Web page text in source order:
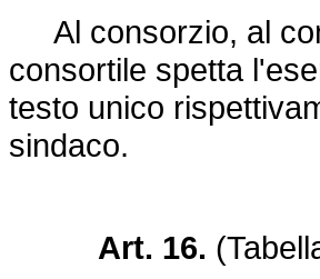
Al consorzio, al
consortile spetta
testo unico
sindaco.
Art. 16.